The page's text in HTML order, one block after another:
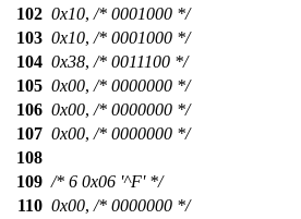
102 0x10, /* 0001000 */
103 0x10, /* 0001000 */
104 0x38, /* 0011100 */
105 0x00, /* 0000000 */
106 0x00, /* 0000000 */
107 0x00, /* 0000000 */
108
109 /* 6 0x06 '^F' */
110 0x00, /* 0000000 */